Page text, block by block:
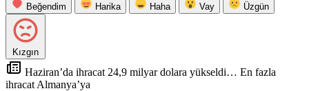
Beğendim Harika Haha Vay Üzgün
Kızgın
Haziran’da ihracat 24,9 milyar dolara yükseldi… En fazla
ihracat Almanya’ya